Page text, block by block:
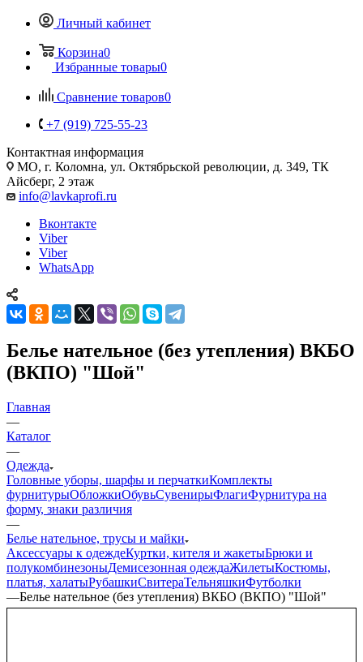
Личный кабинет
Корзина0
Избранные товары0
Сравнение товаров0
+7 (919) 725-55-23
Контактная информация
МО, г. Коломна, ул. Октябрьской революции, д. 349, ТК
Айсберг, 2 этаж
info@lavkaprofi.ru
Вконтакте
Viber
Viber
WhatsApp
Белье нательное (без утепления) ВКБО
(ВКПО) "Шой"
Главная
—
Каталог
—
Одежда
Головные уборы, шарфы и перчаткиКомплекты
фурнитурыОбложкиОбувьСувенирыФлагиФурнитура на
форму, знаки различия
—
Белье нательное, трусы и майки
Аксессуары к одеждеКуртки, кителя и жакетыБрюки и
полукомбинезоныДемисезонная одеждаЖилетыКостюмы,
платья, халатыРубашкиСвитераТельняшкиФутболки
—Белье нательное (без утепления) ВКБО (ВКПО) "Шой"